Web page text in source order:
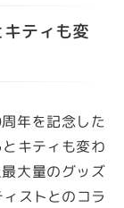
ティも変
年を記念した
キティも変わ
⼤量のグッズ
ストとのコラ